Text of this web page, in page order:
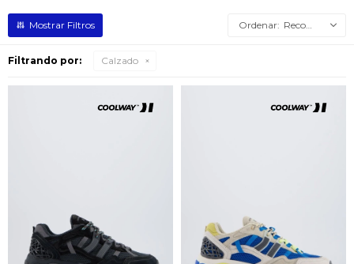
Recomendados
Filtrando por: Calzado